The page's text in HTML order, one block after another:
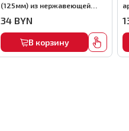
(125мм) из нержавеющей
34 BYN
В корзину